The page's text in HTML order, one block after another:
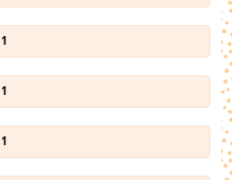
1
1
1